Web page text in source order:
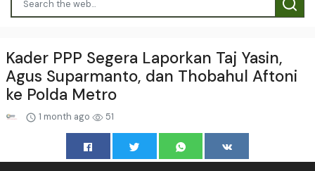
Kader PPP Segera Laporkan Taj Yasin,
Agus Suparmanto, dan Thobahul Aftoni
ke Polda Metro
1 month ago 51